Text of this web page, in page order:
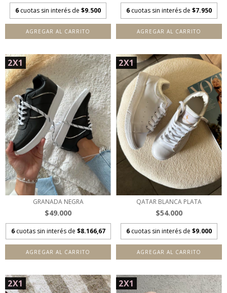
6 cuotas sin interés de $9.500
AGREGAR AL CARRITO
6 cuotas sin interés de $7.950
AGREGAR AL CARRITO
2X1
GRANADA NEGRA
$49.000
6 cuotas sin interés de $8.166,67
AGREGAR AL CARRITO
2X1
QATAR BLANCA PLATA
$54.000
6 cuotas sin interés de $9.000
AGREGAR AL CARRITO
2X1 2X1